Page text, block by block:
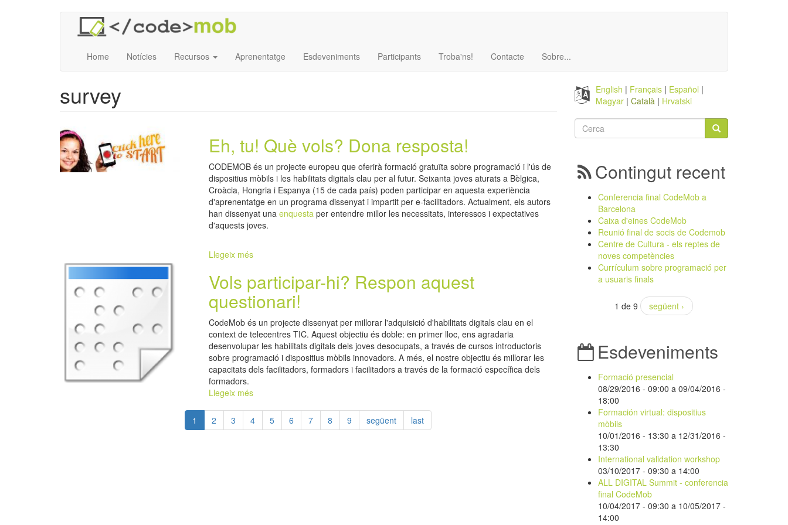
Home
Notícies Recursos Aprenentatge Esdeveniments Participants Troba'ns! Contacte Sobre...
survey
Eh, tu! Què vols? Dona resposta!
CODEMOB és un projecte europeu que oferirà formació gratuïta sobre programació i l'ús de
dispositius mòbils i les habilitats digitals clau per al futur. Seixanta joves aturats a Bèlgica,
Croàcia, Hongria i Espanya (15 de cada país) poden participar en aquesta experiència
d'aprenentatge en un programa dissenyat i impartit per e-facilitadors. Actualment, els autors
han dissenyat unaenquesta per entendre millor les necessitats, interessos i expectatives
d'aquests joves.
Llegeix més
Vols participar-hi? Respon aquest
questionari!
CodeMob és un projecte dissenyat per millorar l'adquisició d'habilitats digitals clau en el
context de telecentres TIC. Aquest objectiu és doble: en primer lloc, ens agradaria
desenvolupar les habilitats digitals dels joves desocupats, a través de cursos introductoris
sobre programació i dispositius mòbils innovadors. A més, el nostre objectiu és millorar les
capacitats dels facilitadors, formadors i facilitadors a través de la formació específica dels
formadors.
Llegeix més
1 2 3 4 5 6 7 8 9 següent last
English Français
Español
Magyar
Català Hrvatski
Formulari
cerca
Contingut recent
Conferencia final CodeMob a
Barcelona
Caixa d'eines CodeMob
Reunió final de socis de Codemob
Centre de Cultura - els reptes de
noves competències
Currículum sobre programació per
a usuaris finals
1 de 9 següent ›
Esdeveniments
Formació presencial
08/29/2016 - 09:00 a 09/04/2016 -
18:00
Formación virtual: dispositius
mòbils
10/01/2016 - 13:30 a 12/31/2016 -
13:30
International validation workshop
03/10/2017 - 09:30 a 14:00
ALL DIGITAL Summit - conferencia
final CodeMob
10/04/2017 - 09:30 a 10/05/2017 -
14:00